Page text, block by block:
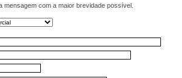
mensagem com a maior brevidade possível.